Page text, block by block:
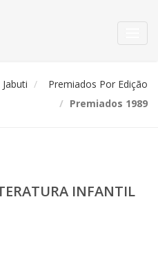
Premiados Por Edição
Premiados 1989
INFANTIL